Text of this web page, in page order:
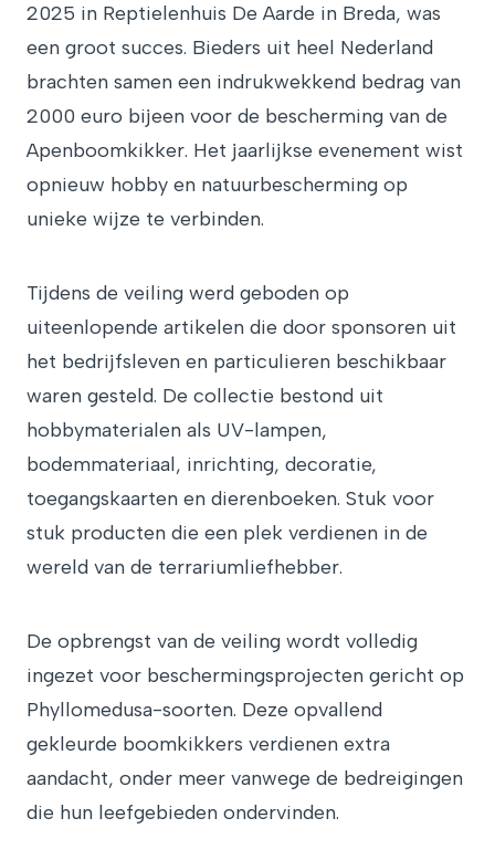
2025 in Reptielenhuis De Aarde in Breda, was
een groot succes. Bieders uit heel Nederland
brachten samen een indrukwekkend bedrag van
2000 euro bijeen voor de bescherming van de
Apenboomkikker. Het jaarlijkse evenement wist
opnieuw hobby en natuurbescherming op
unieke wijze te verbinden.
Tijdens de veiling werd geboden op
uiteenlopende artikelen die door sponsoren uit
het bedrijfsleven en particulieren beschikbaar
waren gesteld. De collectie bestond uit
hobbymaterialen als UV-lampen,
bodemmateriaal, inrichting, decoratie,
toegangskaarten en dierenboeken. Stuk voor
stuk producten die een plek verdienen in de
wereld van de terrariumliefhebber.
De opbrengst van de veiling wordt volledig
ingezet voor beschermingsprojecten gericht op
Phyllomedusa-soorten. Deze opvallend
gekleurde boomkikkers verdienen extra
aandacht, onder meer vanwege de bedreigingen
die hun leefgebieden ondervinden.